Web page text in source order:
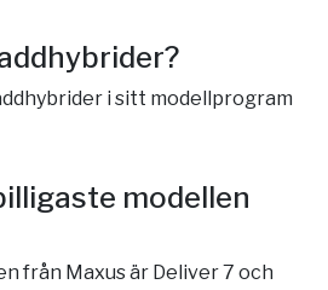
i sitt modellprogram
modellen
från Maxus är Deliver 7 och